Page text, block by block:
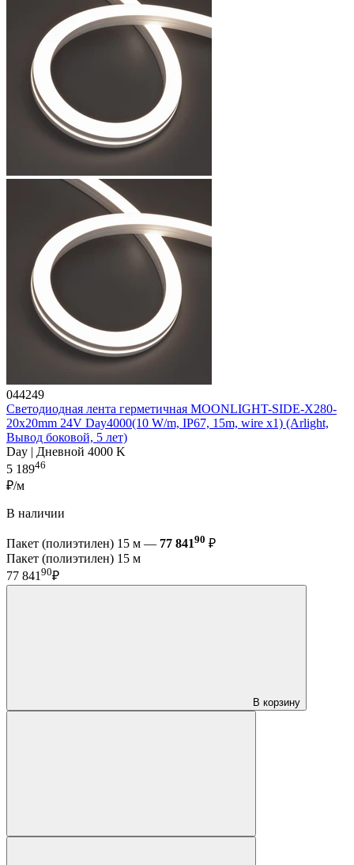
044249
Светодиодная лента герметичная MOONLIGHT-SIDE-X280-
20x20mm 24V Day4000(10 W/m, IP67, 15m, wire x1) (Arlight,
Вывод боковой, 5 лет)
Day | Дневной 4000 K
5 18946
₽/м
В наличии
Пакет (полиэтилен) 15 м — 77 84190 ₽
Пакет (полиэтилен) 15 м
77 84190₽
В корзину